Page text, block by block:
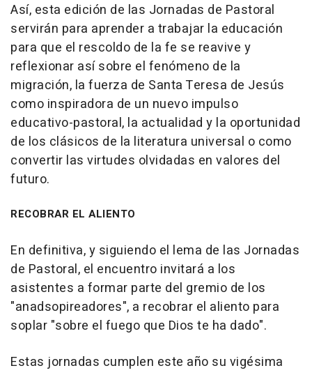
Así, esta edición de las Jornadas de Pastoral
servirán para aprender a trabajar la educación
para que el rescoldo de la fe se reavive y
reflexionar así sobre el fenómeno de la
migración, la fuerza de Santa Teresa de Jesús
como inspiradora de un nuevo impulso
educativo-pastoral, la actualidad y la oportunidad
de los clásicos de la literatura universal o como
convertir las virtudes olvidadas en valores del
futuro.
RECOBRAR EL ALIENTO
En definitiva, y siguiendo el lema de las Jornadas
de Pastoral, el encuentro invitará a los
asistentes a formar parte del gremio de los
"anadsopireadores", a recobrar el aliento para
soplar "sobre el fuego que Dios te ha dado".
Estas jornadas cumplen este año su vigésima